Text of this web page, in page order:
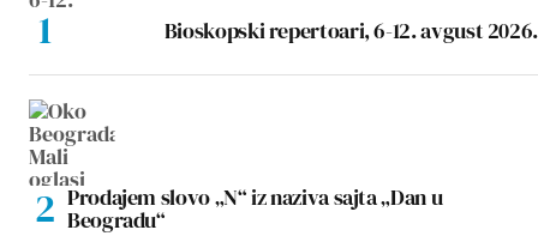
Bioskopski repertoari, 6-12. avgust 2026.
Prodajem slovo „N“ iz naziva sajta „Dan u
Beogradu“